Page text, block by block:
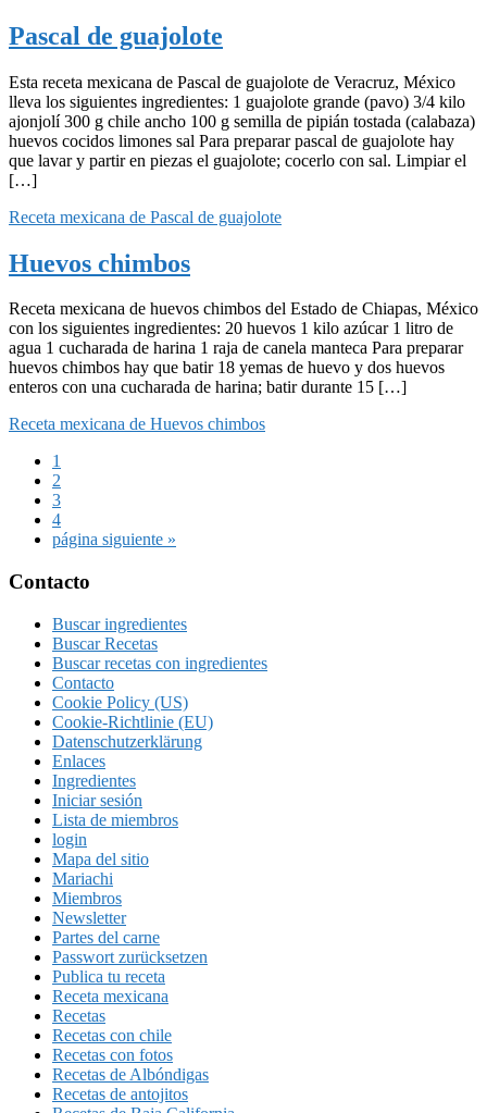
Pascal de guajolote
Esta receta mexicana de Pascal de guajolote de Veracruz, México
lleva los siguientes ingredientes: 1 guajolote grande (pavo) 3/4 kilo
ajonjolí 300 g chile ancho 100 g semilla de pipián tostada (calabaza)
huevos cocidos limones sal Para preparar pascal de guajolote hay
que lavar y partir en piezas el guajolote; cocerlo con sal. Limpiar el
[…]
Receta mexicana de Pascal de guajolote
Huevos chimbos
Receta mexicana de huevos chimbos del Estado de Chiapas, México
con los siguientes ingredientes: 20 huevos 1 kilo azúcar 1 litro de
agua 1 cucharada de harina 1 raja de canela manteca Para preparar
huevos chimbos hay que batir 18 yemas de huevo y dos huevos
enteros con una cucharada de harina; batir durante 15 […]
Receta mexicana de Huevos chimbos
Página
1
Página
2
Página
3
Página
4
Ir
la
página siguiente »
Footer
Contacto
Buscar ingredientes
Buscar Recetas
Buscar recetas con ingredientes
Contacto
Cookie Policy (US)
Cookie-Richtlinie (EU)
Datenschutzerklärung
Enlaces
Ingredientes
Iniciar sesión
Lista de miembros
login
Mapa del sitio
Mariachi
Miembros
Newsletter
Partes del carne
Passwort zurücksetzen
Publica tu receta
Receta mexicana
Recetas
Recetas con chile
Recetas con fotos
Recetas de Albóndigas
Recetas de antojitos